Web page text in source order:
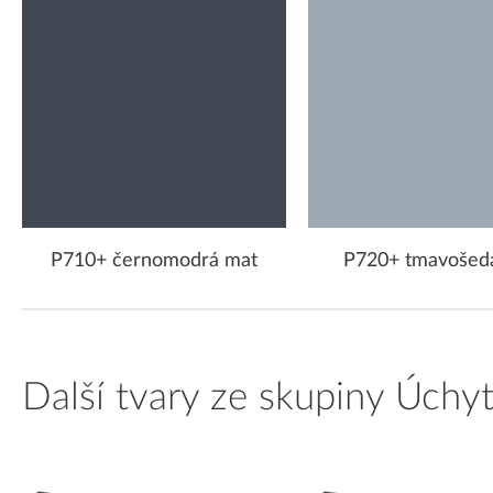
P710+ černomodrá mat P720+
Další tvary ze skupiny